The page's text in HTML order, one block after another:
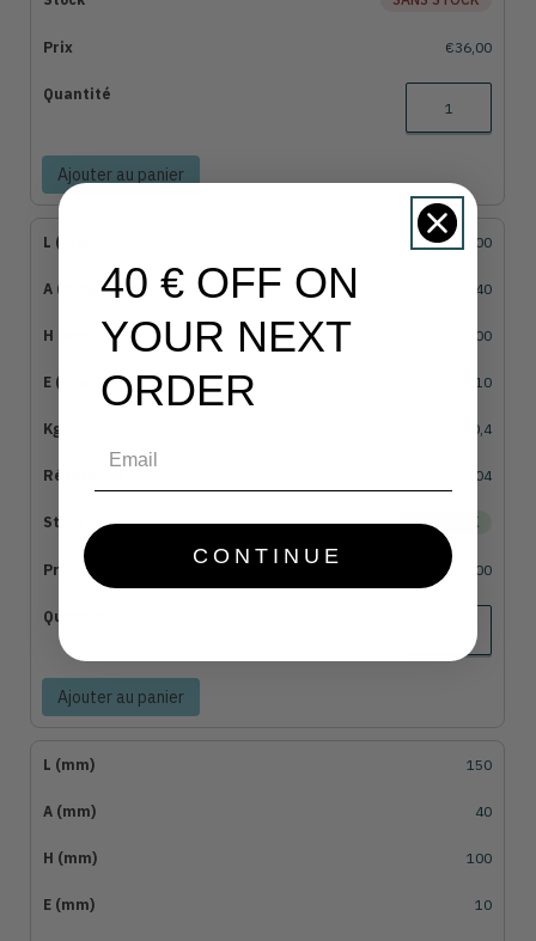
€36,00
Ajouter au panier
100
40
100
10
0,4
025404
EN STOCK
€38,00
Ajouter au panier
150
40
100
10
40 € OFF ON
YOUR NEXT
ORDER
CONTINUE